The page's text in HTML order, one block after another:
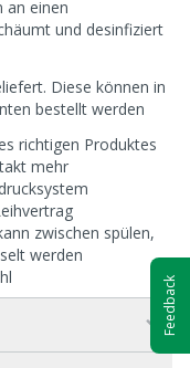
an einen
und desinfiziert
Diese können in
bestellt werden
richtigen Produktes
mehr
zwischen spülen,
werden
Feedback